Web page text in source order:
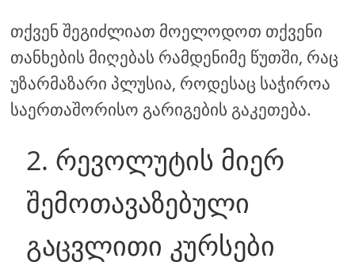
თქვენ შეგიძლიათ მოელოდოთ თქვენი
თანხების მიღებას რამდენიმე წუთში, რაც
უზარმაზარი პლუსია, როდესაც საჭიროა
საერთაშორისო გარიგების გაკეთება.
2. რევოლუტის მიერ
შემოთავაზებული
გაცვლითი კურსები